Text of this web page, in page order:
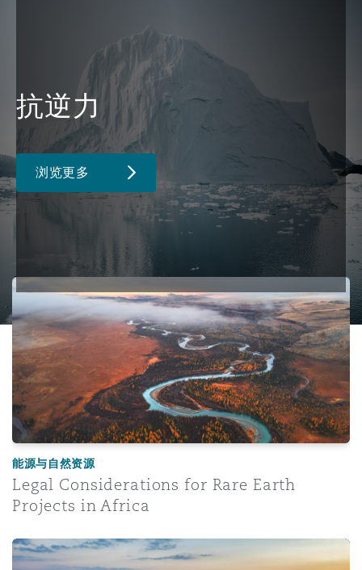
抗逆力
浏览更多
Legal Considerations for Rare Earth Projects in Africa
能源与自然资源
Legal Considerations for Rare Earth
Projects in Africa
DIFC enacts amended prescribed company regulations: